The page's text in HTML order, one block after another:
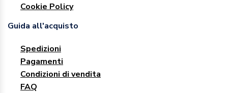
Cookie Policy
Guida all'acquisto
Spedizioni
Pagamenti
Condizioni di vendita
FAQ